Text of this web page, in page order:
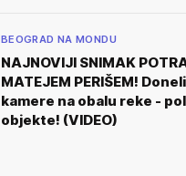
BEOGRAD NA MONDU
NAJNOVIJI SNIMAK
MATEJEM PERIŠEM!
kamere na obalu reke -
objekte! (VIDEO)